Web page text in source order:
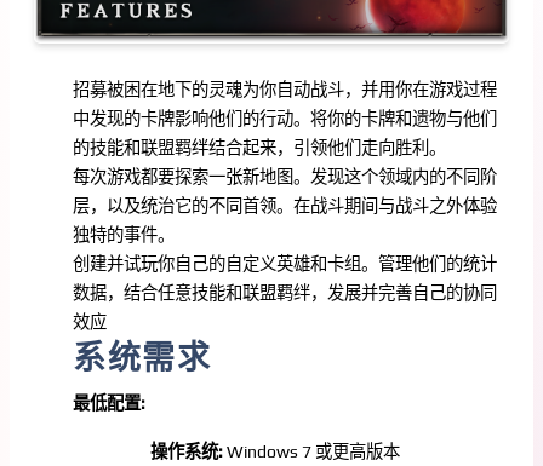
招募被困在地下的灵魂为你自动战斗，并用你在游戏过程
中发现的卡牌影响他们的行动。将你的卡牌和遗物与他们
的技能和联盟羁绊结合起来，引领他们走向胜利。
每次游戏都要探索一张新地图。发现这个领域内的不同阶
层，以及统治它的不同首领。在战斗期间与战斗之外体验
独特的事件。
创建并试玩你自己的自定义英雄和卡组。管理他们的统计
数据，结合任意技能和联盟羁绊，发展并完善自己的协同
效应
系统需求
最低配置:
操作系统:Windows 7 或更高版本